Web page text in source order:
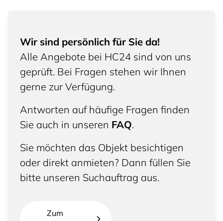
Wir sind persönlich für Sie da!
Alle Angebote bei HC24 sind von uns
geprüft. Bei Fragen stehen wir Ihnen
gerne zur Verfügung.
Antworten auf häufige Fragen finden
Sie auch in unseren FAQ.
Sie möchten das Objekt besichtigen
oder direkt anmieten? Dann füllen Sie
bitte unseren Suchauftrag aus.
Zum